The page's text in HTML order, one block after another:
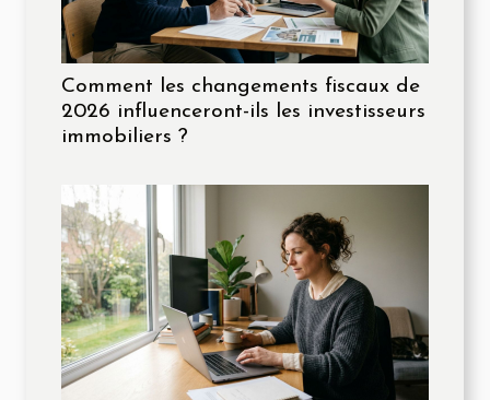
Comment les changements fiscaux de
2026 influenceront-ils les investisseurs
immobiliers ?